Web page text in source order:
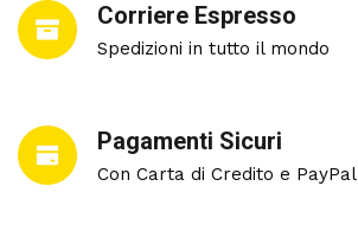
Corriere Espresso
Spedizioni in tutto il mondo
Pagamenti Sicuri
Con Carta di Credito e PayPal